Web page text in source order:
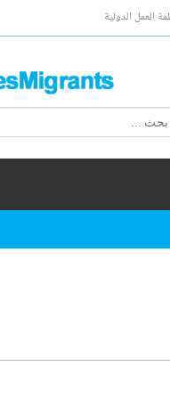
العمل الدولية